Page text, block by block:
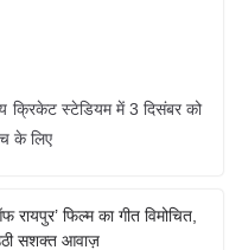
क्रिकेट स्टेडियम में 3 दिसंबर को
के लिए
रायपुर’ फिल्म का गीत विमोचित,
सशक्त आवाज़